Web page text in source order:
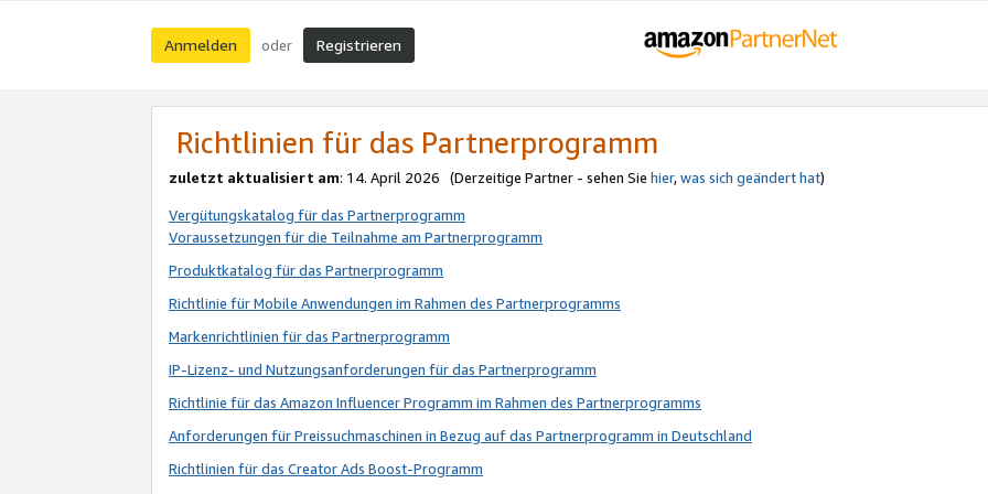
Anmelden oder Registrieren
Richtlinien für das Partnerprogramm
zuletzt aktualisiert am: 14. April 2026 (Derzeitige Partner - sehen Sie hier,was sich geändert hat)
Vergütungskatalog für das Partnerprogramm
Voraussetzungen für die Teilnahme am Partnerprogramm
Produktkatalog für das Partnerprogramm
Richtlinie für Mobile Anwendungen im Rahmen des Partnerprogramms
Markenrichtlinien für das Partnerprogramm
IP-Lizenz- und Nutzungsanforderungen für das Partnerprogramm
Richtlinie für das Amazon Influencer Programm im Rahmen des Partnerprogramms
Anforderungen für Preissuchmaschinen in Bezug auf das Partnerprogramm in Deutschland
Richtlinien für das Creator Ads Boost-Programm